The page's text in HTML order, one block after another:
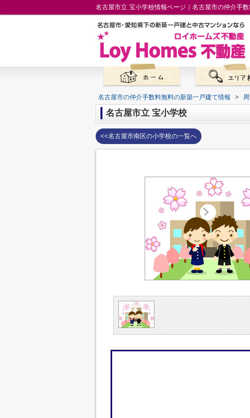
名古屋市立 宝小学校情報ページ｜名古屋市の仲介手
名古屋市の仲介手数料無料の新築一戸建て情報 >
名古屋市立 宝小学校
<<名古屋市南区の小学校の一覧へ